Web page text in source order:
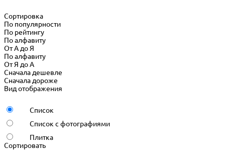
Сортировка
По популярности
По рейтингу
По алфавиту
От А до Я
По алфавиту
От Я до А
Сначала дешевле
Сначала дороже
Вид отображения
Список
Список с фотографиями
Плитка
Сортировать